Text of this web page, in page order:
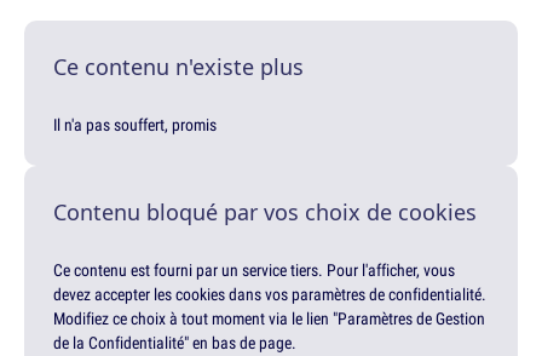
Ce contenu n'existe plus
Il n'a pas souffert, promis
Contenu bloqué par vos choix de cookies
Ce contenu est fourni par un service tiers. Pour l'afficher, vous
devez accepter les cookies dans vos paramètres de confidentialité.
Modifiez ce choix à tout moment via le lien "Paramètres de Gestion
de la Confidentialité" en bas de page.